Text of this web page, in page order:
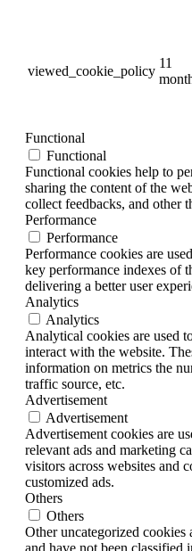
viewed_cookie_policy
11
Functional
Functional
Functional cookies help to
sharing the content of the
collect feedbacks, and other
Performance
Performance
Performance cookies are
key performance indexes of
delivering a better user
Analytics
Analytics
Analytical cookies are used
interact with the website.
information on metrics the
traffic source, etc.
Advertisement
Advertisement
Advertisement cookies are
relevant ads and marketing
visitors across websites and
customized ads.
Others
Others
Other uncategorized cookies